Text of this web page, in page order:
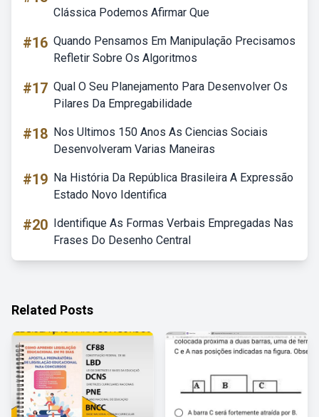
Clássica Podemos Afirmar Que
#16 Quando Pensamos Em Manipulação Precisamos
Refletir Sobre Os Algoritmos
#17 Qual O Seu Planejamento Para Desenvolver Os
Pilares Da Empregabilidade
#18 Nos Ultimos 150 Anos As Ciencias Sociais
Desenvolveram Varias Maneiras
#19 Na História Da República Brasileira A Expressão
Estado Novo Identifica
#20 Identifique As Formas Verbais Empregadas Nas
Frases Do Desenho Central
Related Posts